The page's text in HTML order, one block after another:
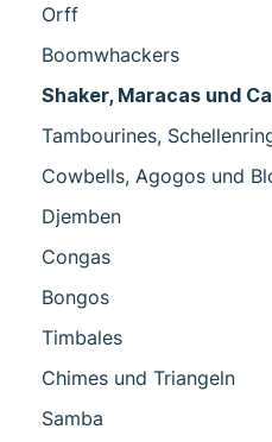
Orff
Boomwhackers
Shaker, Maracas und
Tambourines,
Cowbells, Agogos und
Djemben
Congas
Bongos
Timbales
Chimes und Triangeln
Samba